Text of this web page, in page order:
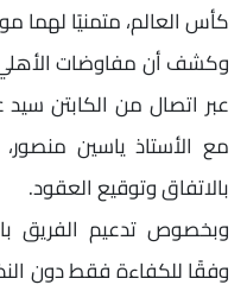
كأس العالم، متمنيًا لهما
وكشف أن مفاوضات
عبر اتصال من الكابتن
مع الأستاذ ياسين
بالاتفاق وتوقيع العقود.
وبخصوص تدعيم الفريق
وفقًا للكفاءة فقط دون